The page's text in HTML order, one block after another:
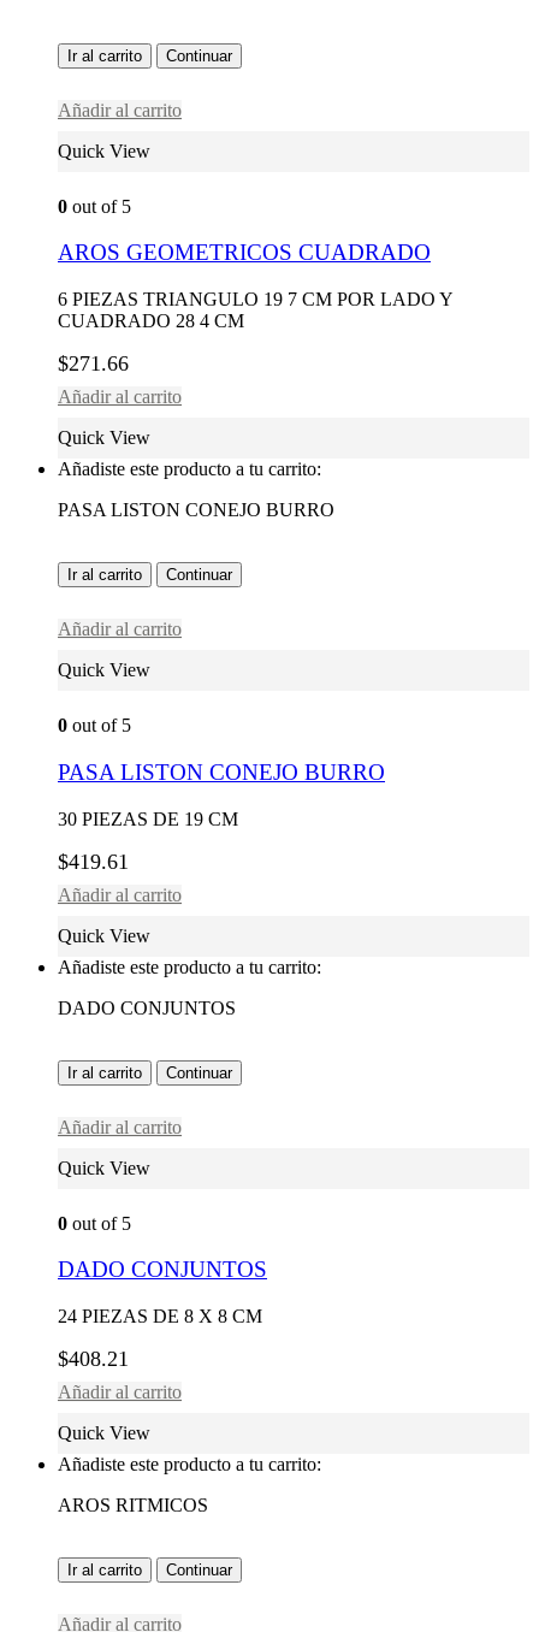
Ir al carrito Continuar
Añadir al carrito
Quick View
0 out of 5
AROS GEOMETRICOS CUADRADO
6 PIEZAS TRIANGULO 19 7 CM POR LADO Y
CUADRADO 28 4 CM
$271.66
Añadir al carrito
Quick View
Añadiste este producto a tu carrito:
PASA LISTON CONEJO BURRO
Ir al carrito Continuar
Añadir al carrito
Quick View
0 out of 5
PASA LISTON CONEJO BURRO
30 PIEZAS DE 19 CM
$419.61
Añadir al carrito
Quick View
Añadiste este producto a tu carrito:
DADO CONJUNTOS
Ir al carrito Continuar
Añadir al carrito
Quick View
0 out of 5
DADO CONJUNTOS
24 PIEZAS DE 8 X 8 CM
$408.21
Añadir al carrito
Quick View
Añadiste este producto a tu carrito:
AROS RITMICOS
Ir al carrito Continuar
Añadir al carrito